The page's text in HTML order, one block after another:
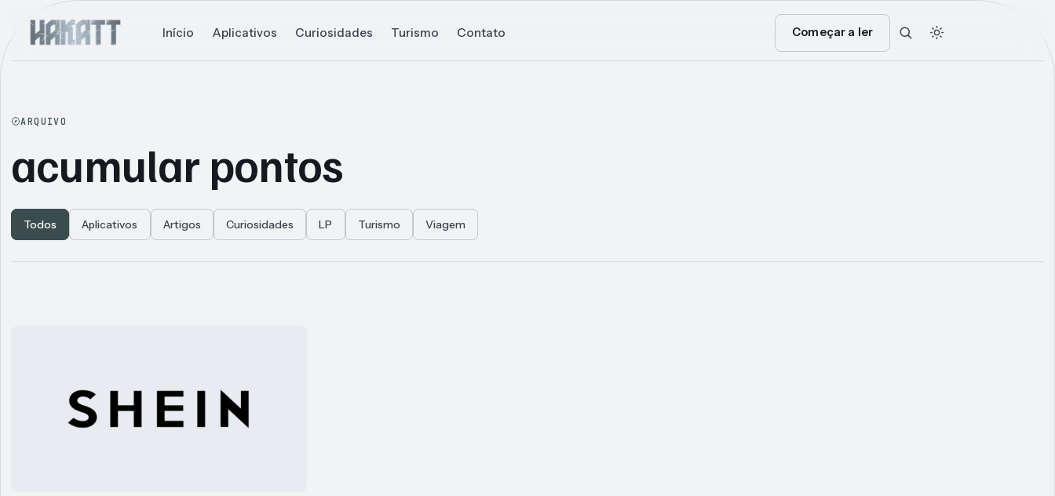
Início Aplicativos Curiosidades Turismo Contato Começar a ler
ARQUIVO
acumular pontos
Todos Aplicativos Artigos Curiosidades LP Turismo Viagem